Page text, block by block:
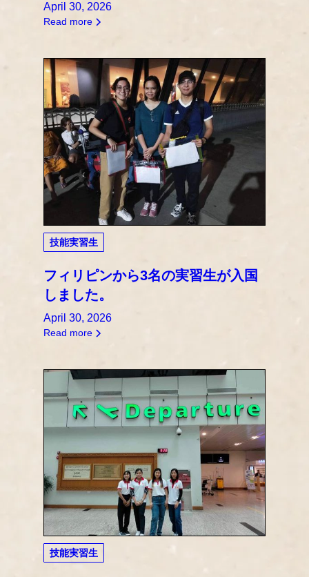
April 30, 2026
Read more
技能実習生
フィリピンから3名の実習生が入国
しました。
April 30, 2026
Read more
技能実習生